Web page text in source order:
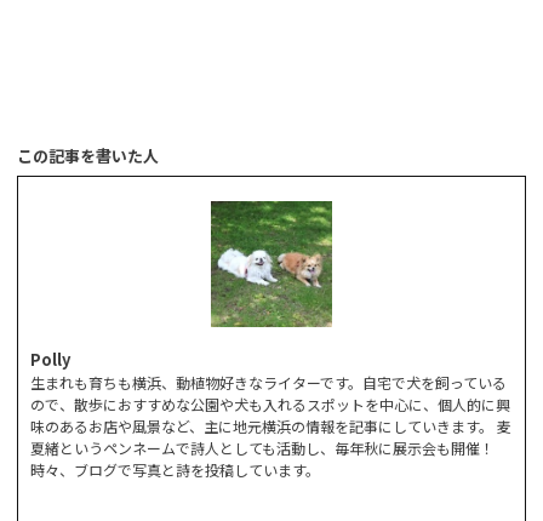
この記事を書いた人
Polly
生まれも育ちも横浜、動植物好きなライターです。自宅で犬を飼っている
ので、散歩におすすめな公園や犬も入れるスポットを中心に、個人的に興
味のあるお店や風景など、主に地元横浜の情報を記事にしていきます。 麦
夏緒というペンネームで詩人としても活動し、毎年秋に展示会も開催！
時々、ブログで写真と詩を投稿しています。